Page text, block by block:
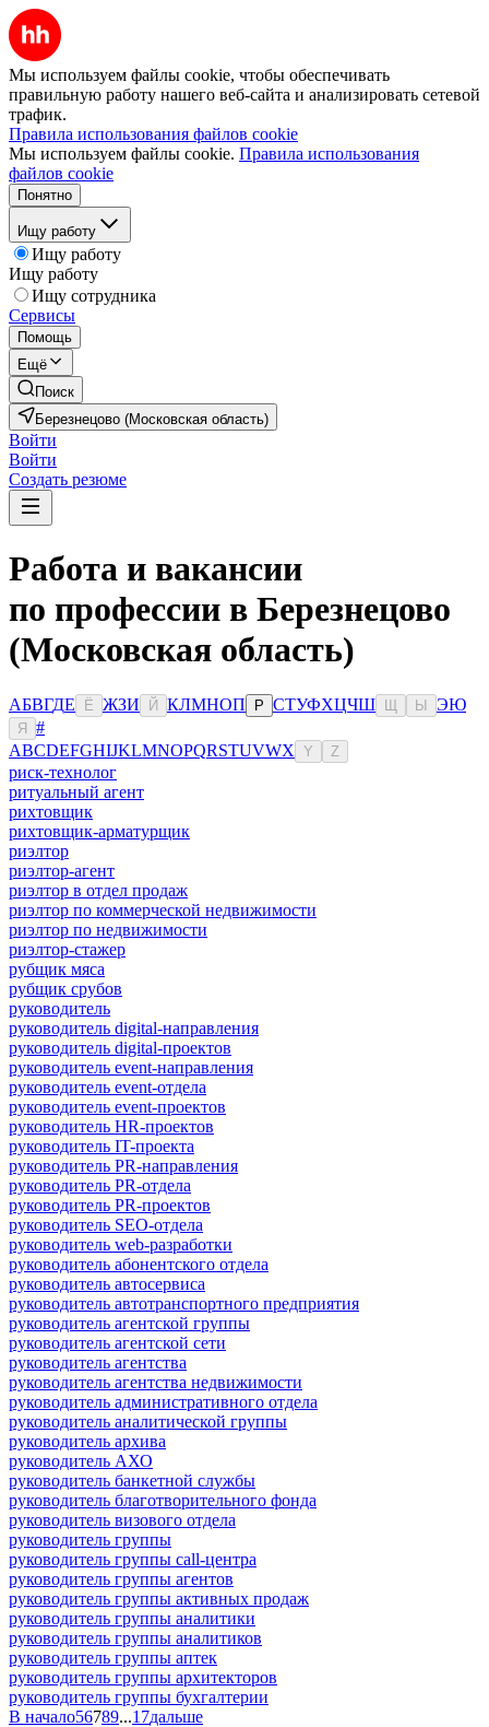
Мы используем файлы cookie, чтобы обеспечивать
правильную работу нашего веб-сайта и анализировать сетевой
трафик.
Правила использования файлов cookie
Мы используем файлы cookie. Правила использования
файлов cookie
Понятно
Ищу работу
Ищу работу
Ищу работу
Ищу сотрудника
Сервисы
Помощь
Ещё
Поиск
Березнецово (Московская область)
Войти
Войти
Создать резюме
Работа и вакансии
по профессии в Березнецово
(Московская область)
АБВГДЕ Ё ЖЗИ Й КЛМНОП Р СТУФХЦЧШ Ы ЭЮ
Я
#
ABCDEFGHIJKLMNOPQRSTUVWX Y Z
риск-технолог
ритуальный агент
рихтовщик
рихтовщик-арматурщик
риэлтор
риэлтор-агент
риэлтор в отдел продаж
риэлтор по коммерческой недвижимости
риэлтор по недвижимости
риэлтор-стажер
рубщик мяса
рубщик срубов
руководитель
руководитель digital-направления
руководитель digital-проектов
руководитель event-направления
руководитель event-отдела
руководитель event-проектов
руководитель HR-проектов
руководитель IT-проекта
руководитель PR-направления
руководитель PR-отдела
руководитель PR-проектов
руководитель SEO-отдела
руководитель web-разработки
руководитель абонентского отдела
руководитель автосервиса
руководитель автотранспортного предприятия
руководитель агентской группы
руководитель агентской сети
руководитель агентства
руководитель агентства недвижимости
руководитель административного отдела
руководитель аналитической группы
руководитель архива
руководитель АХО
руководитель банкетной службы
руководитель благотворительного фонда
руководитель визового отдела
руководитель группы
руководитель группы call-центра
руководитель группы агентов
руководитель группы активных продаж
руководитель группы аналитики
руководитель группы аналитиков
руководитель группы аптек
руководитель группы архитекторов
руководитель группы бухгалтерии
В начало56789...17дальше